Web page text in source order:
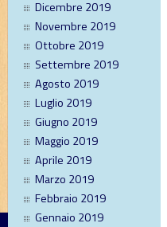
Dicembre 2019
Novembre 2019
Ottobre 2019
Settembre 2019
Agosto 2019
Luglio 2019
Giugno 2019
Maggio 2019
Aprile 2019
Marzo 2019
Febbraio 2019
Gennaio 2019